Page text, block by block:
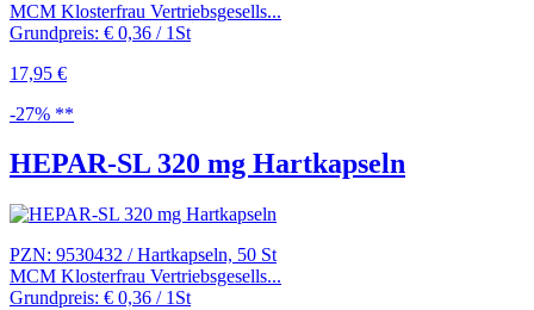
MCM Klosterfrau Vertriebsgesells...
Grundpreis: € 0,36 / 1St
17,95 €
-27% **
HEPAR-SL 320 mg Hartkapseln
PZN: 9530432 / Hartkapseln, 50 St
MCM Klosterfrau Vertriebsgesells...
Grundpreis: € 0,36 / 1St